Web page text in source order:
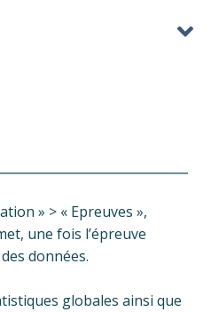
» > « Epreuves »,
une fois l’épreuve
données.
globales ainsi que